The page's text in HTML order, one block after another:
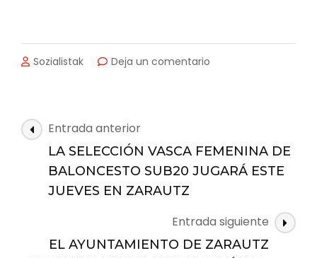
Sozialistak Deja un comentario
EN
EL
DEPORTE”:
POSTERIORMENTE
DEBATE
EN
Navegación
de
entradas
Entrada anterior
LA SELECCIÓN VASCA FEMENINA DE
BALONCESTO SUB20 JUGARÁ ESTE
JUEVES EN ZARAUTZ
Entrada siguiente
EL AYUNTAMIENTO DE ZARAUTZ